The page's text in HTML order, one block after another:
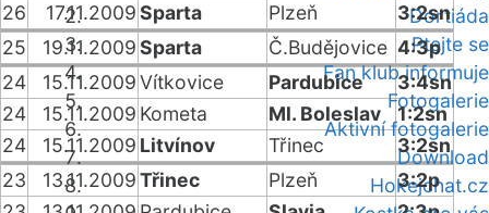
Dortiáda
Ptejte se
Fan klub informuje
Fotogalerie
Aktivní fotogalerie
Download
Hokejchat.cz
26
17.11.2009Sparta Plzeň
3:2sn
25
19.11.2009Sparta Č.Budějovice 4:3p
24
15.11.2009Vítkovice Pardubice
3:4sn
24
15.11.2009 Kometa Ml. Boleslav
1:2sn
24
15.11.2009 Litvínov Třinec
3:2sn
23
13.11.2009Třinec Plzeň
3:2p